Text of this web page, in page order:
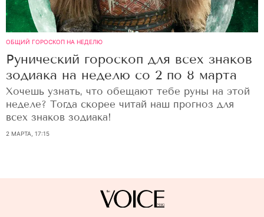
ОБЩИЙ ГОРОСКОП НА НЕДЕЛЮ
Рунический гороскоп для всех знаков
зодиака на неделю со 2 по 8 марта
Хочешь узнать, что обещают тебе руны на этой
неделе? Тогда скорее читай наш прогноз для
всех знаков зодиака!
2 МАРТА, 17:15